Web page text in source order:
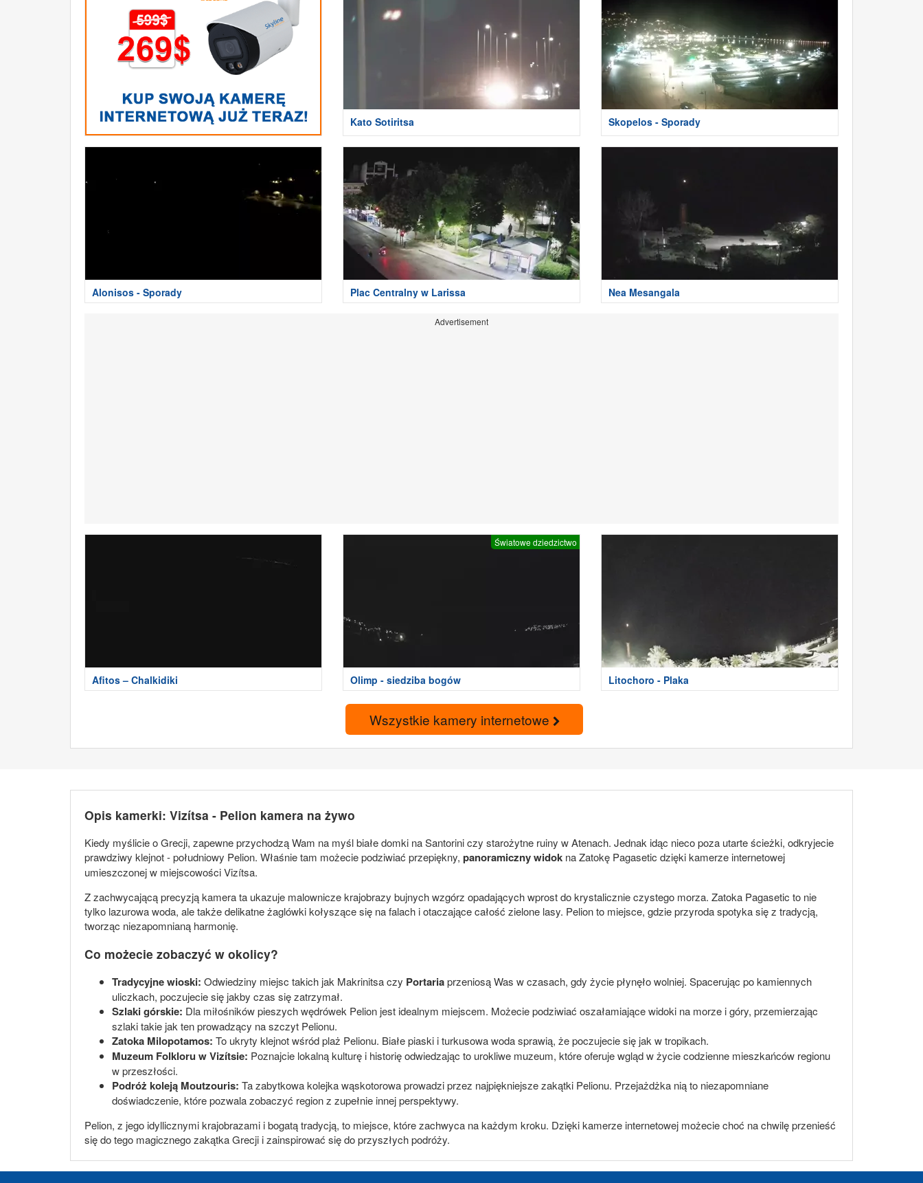
Kato Sotiritsa Skopelos - Sporady
Alonisos - Sporady Plac Centralny w Larissa Nea Mesangala
Advertisement
Afitos – Chalkidiki
Światowe dziedzictwo
Olimp - siedziba bogów Litochoro - Plaka
Wszystkie kamery internetowe
Opis kamerki: Vizítsa - Pelion kamera na żywo
Kiedy myślicie o Grecji, zapewne przychodzą Wam na myśl białe domki na Santorini czy starożytne ruiny w Atenach. Jednak idąc nieco poza utarte ścieżki, odkryjecie
prawdziwy klejnot - południowy Pelion. Właśnie tam możecie podziwiać przepiękny, panoramiczny widok na Zatokę Pagasetic dzięki kamerze internetowej
umieszczonej w miejscowości Vizítsa.
Z zachwycającą precyzją kamera ta ukazuje malownicze krajobrazy bujnych wzgórz opadających wprost do krystalicznie czystego morza. Zatoka Pagasetic to nie
tylko lazurowa woda, ale także delikatne żaglówki kołyszące się na falach i otaczające całość zielone lasy. Pelion to miejsce, gdzie przyroda spotyka się z tradycją,
tworząc niezapomnianą harmonię.
Co możecie zobaczyć w okolicy?
Tradycyjne wioski: Odwiedziny miejsc takich jak Makrinitsa czy Portariaprzeniosą Was w czasach, gdy życie płynęło wolniej. Spacerując po kamiennych
uliczkach, poczujecie się jakby czas się zatrzymał.
Szlaki górskie: Dla miłośników pieszych wędrówek Pelion jest idealnym miejscem. Możecie podziwiać oszałamiające widoki na morze i góry, przemierzając
szlaki takie jak ten prowadzący na szczyt Pelionu.
Zatoka Milopotamos: To ukryty klejnot wśród plaż Pelionu. Białe piaski i turkusowa woda sprawią, że poczujecie się jak w tropikach.
Muzeum Folkloru w Vizítsie: Poznajcie lokalną kulturę i historię odwiedzając to urokliwe muzeum, które oferuje wgląd w życie codzienne mieszkańców regionu
w przeszłości.
Podróż koleją Moutzouris: Ta zabytkowa kolejka wąskotorowa prowadzi przez najpiękniejsze zakątki Pelionu. Przejażdżka nią to niezapomniane
doświadczenie, które pozwala zobaczyć region z zupełnie innej perspektywy.
Pelion, z jego idyllicznymi krajobrazami i bogatą tradycją, to miejsce, które zachwyca na każdym kroku. Dzięki kamerze internetowej możecie choć na chwilę przenieść
się do tego magicznego zakątka Grecji i zainspirować się do przyszłych podróży.